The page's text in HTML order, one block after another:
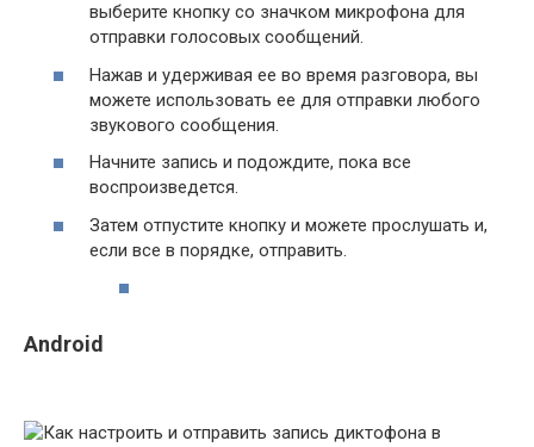
выберите кнопку со значком микрофона для
отправки голосовых сообщений.
Нажав и удерживая ее во время разговора, вы
можете использовать ее для отправки любого
звукового сообщения.
Начните запись и подождите, пока все
воспроизведется.
Затем отпустите кнопку и можете прослушать и,
если все в порядке, отправить.
Android